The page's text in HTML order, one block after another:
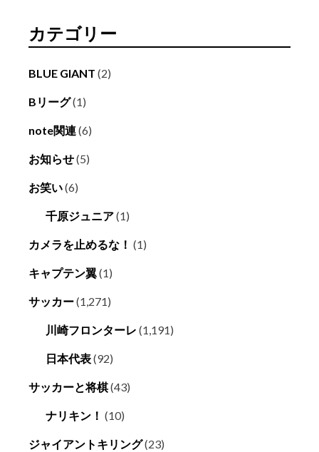
カテゴリー
BLUE GIANT (2)
Bリーグ(1)
note関連(6)
お知らせ(5)
お笑い(6)
千原ジュニア(1)
カメラを止めるな！ (1)
キャプテン翼(1)
サッカー(1,271)
川崎フロンターレ (1,191)
日本代表(92)
サッカーと将棋(43)
ナリキン！ (10)
ジャイアントキリング(23)